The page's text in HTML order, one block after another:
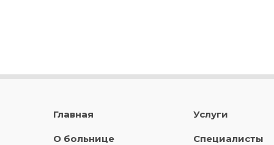
Главная
О больнице
Услуги
Специалисты